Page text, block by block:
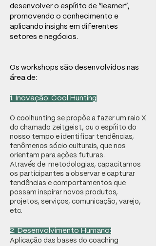
desenvolver o espírito de “learner”,
promovendo o conhecimento e
aplicando insighs em diferentes
setores e negócios.
Os workshops são desenvolvidos nas
área de:
1. Inovação: Cool Hunting
O coolhunting se propõe a fazer um raio X
do chamado zeitgeist, ou o espírito do
nosso tempo e identificar tendências,
fenômenos sócio culturais, que nos
orientam para ações futuras.
Através de metodologias, capacitamos
os participantes a observar e capturar
tendências e comportamentos que
possam inspirar novos produtos,
projetos, serviços, comunicação, varejo,
etc.
2. Desenvolvimento Humano:
Aplicação das bases do coaching